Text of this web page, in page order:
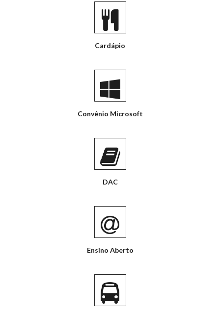
Cardápio
Convênio Microsoft
DAC
Ensino Aberto